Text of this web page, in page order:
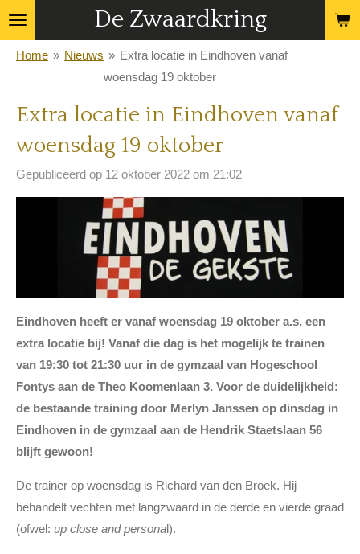
Ga
direct
naar
hoofdinhoud
De Zwaardkring
Home » Nieuws » Extra locatie in Eindhoven vanaf
woensdag 19 oktober
Extra locatie in Eindhoven vanaf
woensdag 19 oktober
Gepubliceerd op 12 oktober 2022 om 21:02
Eindhoven heeft er vanaf woensdag 19 oktober a.s. een
extra locatie bij! Vanaf die dag is het mogelijk te trainen
van 19:30 tot 21:30 uur in de gymzaal van Hogeschool
Fontys aan de Theo Koomenlaan 3. Voor de duidelijkheid:
de bestaande training door Merlyn Janssen op dinsdag in
Eindhoven in de gymzaal aan de Hendrik Staetslaan 56
blijft gewoon!
De trainer op woensdag is Richard van den Broek. Hij
behandelt vechten met langzwaard in de derde en vierde graad
(ofwel: up close and personal).